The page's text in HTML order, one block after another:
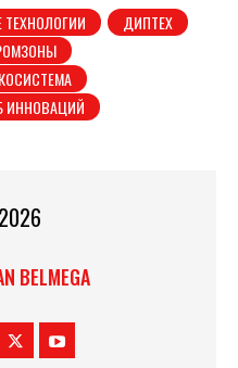
ТЕХНОЛОГИИ
ДИПТЕХ
ИННОВАЦИЙ
BELMEGA